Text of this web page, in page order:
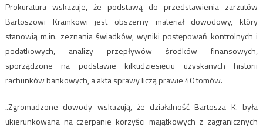
Prokuratura wskazuje, że podstawą do przedstawienia zarzutów
Bartoszowi Kramkowi jest obszerny materiał dowodowy, który
stanowią m.in. zeznania świadków, wyniki postępowań kontrolnych i
podatkowych, analizy przepływów środków finansowych,
sporządzone na podstawie kilkudziesięciu uzyskanych historii
rachunków bankowych, a akta sprawy liczą prawie 40 tomów.
„Zgromadzone dowody wskazują, że działalność Bartosza K. była
ukierunkowana na czerpanie korzyści majątkowych z zagranicznych